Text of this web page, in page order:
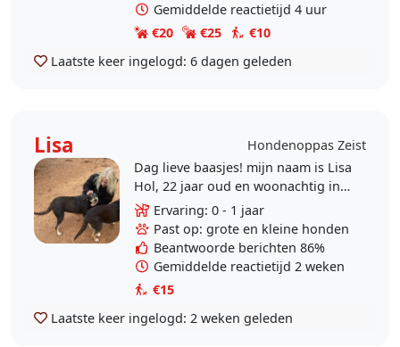
Gemiddelde reactietijd 4 uur
€20
€25
€10
Laatste keer ingelogd: 6 dagen geleden
Lisa
Hondenoppas Zeist
Dag lieve baasjes! mijn naam is Lisa
Hol, 22 jaar oud en woonachtig in
Zeist. ik werk momenteel in de
ouderenzorg en volg daarnaast een
thuis studie..
Ervaring: 0 - 1 jaar
Past op: grote en kleine honden
Beantwoorde berichten 86%
Gemiddelde reactietijd 2 weken
€15
Laatste keer ingelogd: 2 weken geleden